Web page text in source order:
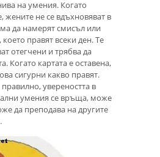
на умения. Когато
жените не се вдъхновяват в
да намерят смисъл или
което правят всеки ден. Те
отегчени и трябва да
Когато картата е оставена,
сигурни какво правят.
увереността в
умения се връща, може
да преподава на другите